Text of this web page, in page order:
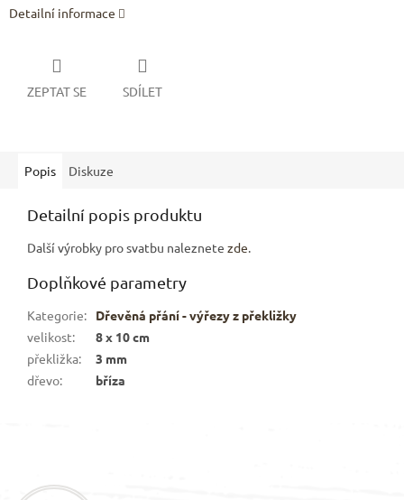
Detailní informace
ZEPTAT SE SDÍLET
Popis Diskuze
Detailní popis produktu
Další výrobky pro svatbu naleznete zde.
Doplňkové parametry
Kategorie:
Dřevěná přání - výřezy z překližky
velikost:
8 x 10 cm
překližka:
3 mm
dřevo: bříza